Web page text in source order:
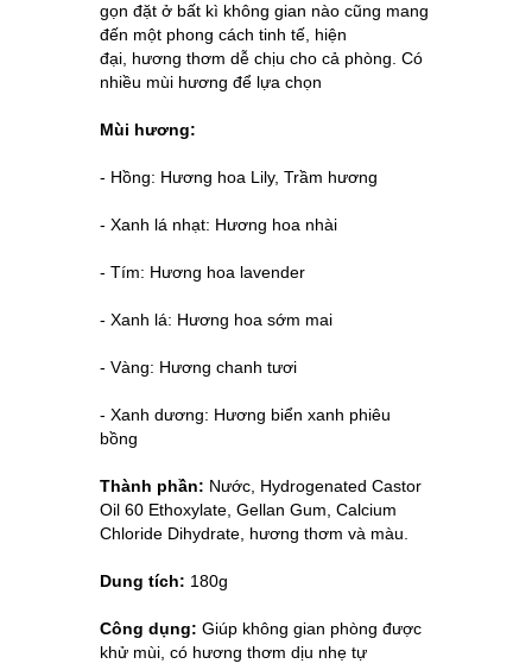
gọn đặt ở bất kì không gian nào cũng mang
đến một phong cách tinh tế, hiện
đại, hương thơm dễ chịu cho cả phòng. Có
nhiều mùi hương để lựa chọn
Mùi hương:
- Hồng: Hương hoa Lily, Trầm hương
- Xanh lá nhạt: Hương hoa nhài
- Tím: Hương hoa lavender
- Xanh lá: Hương hoa sớm mai
- Vàng: Hương chanh tươi
- Xanh dương: Hương biển xanh phiêu
bồng
Thành phần: Nước, Hydrogenated Castor
Oil 60 Ethoxylate, Gellan Gum, Calcium
Chloride Dihydrate, hương thơm và màu.
Dung tích: 180g
Công dụng: Giúp không gian phòng được
khử mùi, có hương thơm dịu nhẹ tự